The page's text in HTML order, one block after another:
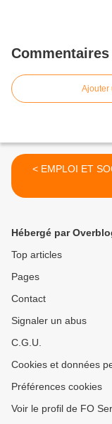
Commentaires
Ajouter
< EMPLOI ET
Hébergé par
Top articles
Pages
Contact
Signaler un abus
C.G.U.
Cookies et données
Préférences cookies
Voir le profil de FO